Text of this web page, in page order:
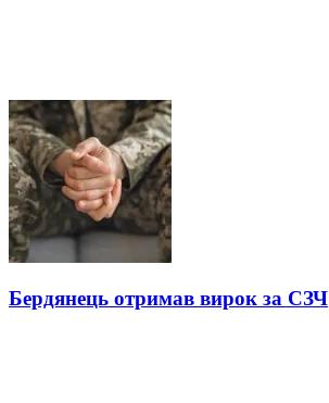
Бердянець отримав вирок за СЗЧ